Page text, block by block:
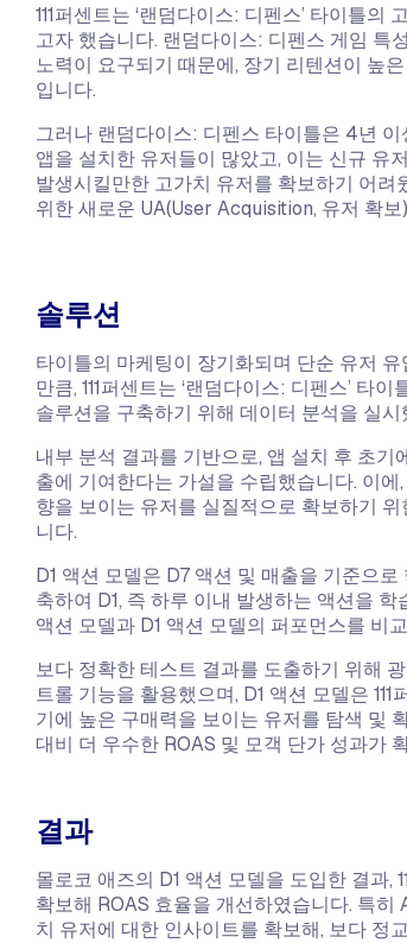
111퍼센트는 ‘랜덤다이스: 디펜스’ 타이틀
고자 했습니다. 랜덤다이스: 디펜스 게임 특
노력이 요구되기 때문에, 장기 리텐션이 높
입니다.
그러나 랜덤다이스: 디펜스 타이틀은 4년
앱을 설치한 유저들이 많았고, 이는 신규 유
발생시킬만한 고가치 유저를 확보하기 어려
위한 새로운 UA(User Acquisition, 유저 확
솔루션
타이틀의 마케팅이 장기화되며 단순 유저
만큼, 111퍼센트는 ‘랜덤다이스: 디펜스’ 타
솔루션을 구축하기 위해 데이터 분석을 실시
내부 분석 결과를 기반으로, 앱 설치 후 초
출에 기여한다는 가설을 수립했습니다. 이에
향을 보이는 유저를 실질적으로 확보하기
니다.
D1 액션 모델은 D7 액션 및 매출을 기준으
축하여 D1, 즉 하루 이내 발생하는 액션을
액션 모델과 D1 액션 모델의 퍼포먼스를 비
보다 정확한 테스트 결과를 도출하기 위해
트롤 기능을 활용했으며, D1 액션 모델은
기에 높은 구매력을 보이는 유저를 탐색 및
대비 더 우수한 ROAS 및 모객 단가 성과가
결과
몰로코 애즈의 D1 액션 모델을 도입한 결과,
확보해 ROAS 효율을 개선하였습니다. 특
치 유저에 대한 인사이트를 확보해, 보다 정